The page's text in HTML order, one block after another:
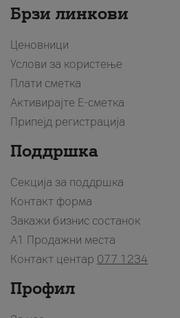
Брзи линкови
Ценовници
Услови за користење
Плати сметка
Активирајте Е-сметка
Припејд регистрација
Поддршка
Секција за поддршка
Контакт форма
Закажи бизнис состанок
A1 Продажни места
Контакт центар 077 1234
Профил